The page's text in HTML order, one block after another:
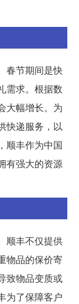
春节期间是快
需求。根据数
大幅增长。为
快递服务，以
顺丰作为中国
有强大的资源
顺丰不仅提供
物品的保价寄
致物品变质或
为了保障客户